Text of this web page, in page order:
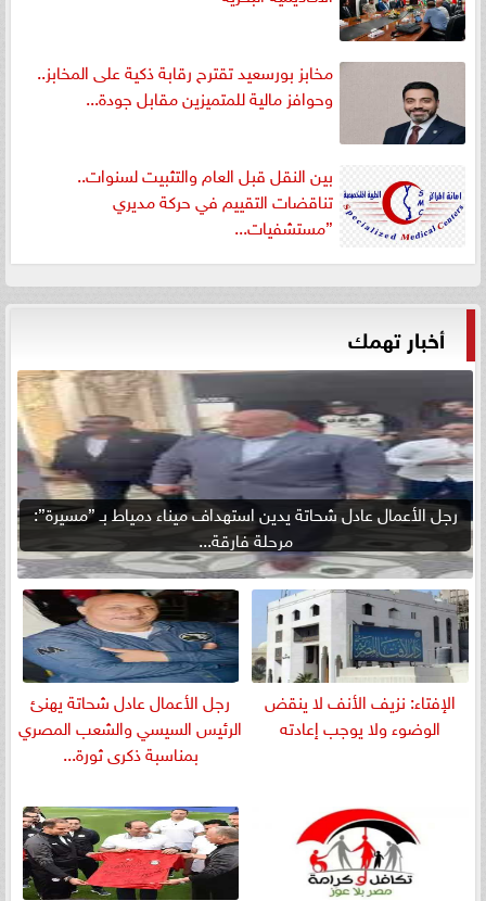
مخابز بورسعيد تقترح رقابة ذكية على المخابز..
وحوافز مالية للمتميزين مقابل جودة...
بين النقل قبل العام والتثبيت لسنوات..
تناقضات التقييم في حركة مديري
”مستشفيات...
أخبار تهمك
رجل الأعمال عادل شحاتة يدين استهداف ميناء دمياط بـ ”مسيرة”:
مرحلة فارقة...
الإفتاء: نزيف الأنف لا ينقض
الوضوء ولا يوجب إعادته
رجل الأعمال عادل شحاتة يهنئ
الرئيس السيسي والشعب المصري
بمناسبة ذكرى ثورة...